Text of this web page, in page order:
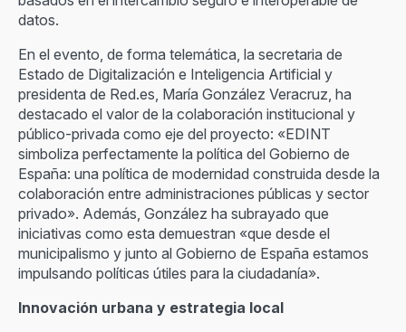
datos.
En el evento, de forma telemática, la secretaria de
Estado de Digitalización e Inteligencia Artificial y
presidenta de Red.es, María González Veracruz, ha
destacado el valor de la colaboración institucional y
público-privada como eje del proyecto: «EDINT
simboliza perfectamente la política del Gobierno de
España: una política de modernidad construida desde la
colaboración entre administraciones públicas y sector
privado». Además, González ha subrayado que
iniciativas como esta demuestran «que desde el
municipalismo y junto al Gobierno de España estamos
impulsando políticas útiles para la ciudadanía».
Innovación urbana y estrategia local